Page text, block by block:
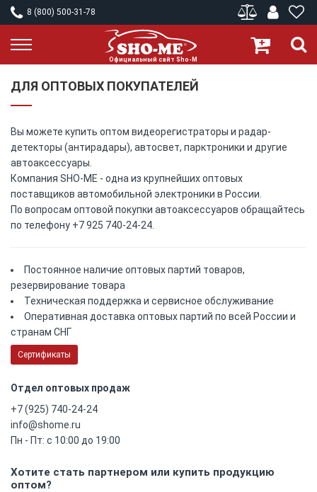
8 (800) 500-31-78
ДЛЯ ОПТОВЫХ ПОКУПАТЕЛЕЙ
Вы можете купить оптом видеорегистраторы и радар-
детекторы (антирадары), автосвет, парктроники и другие
автоаксессуары.
Компания SHO-ME - одна из крупнейших оптовых
поставщиков автомобильной электроники в России.
По вопросам оптовой покупки автоаксессуаров обращайтесь
по телефону +7 925 740-24-24
Постоянное наличие оптовых партий товаров,
резервирование товара
Техническая поддержка и сервисное обслуживание
Оперативная доставка оптовых партий по всей России и
странам СНГ
Сертификаты
Отдел оптовых продаж
+7 (925) 740-24-24
info@shome.ru
Пн - Пт: с 10:00 до 19:00
Хотите стать партнером или купить продукцию
оптом?